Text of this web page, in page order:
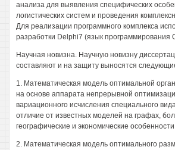
анализа для выявления специфических
логистических систем и проведения
Для реализации программного комплекса
разработки Delphi7 (язык программирования
Научная новизна. Научную новизну
составляют и на защиту выносятся
1. Математическая модель оптимальной
на основе аппарата непрерывной
вариационного исчисления специального
отличие от известных моделей на графах,
географические и экономические
2. Математическая модель оптимального